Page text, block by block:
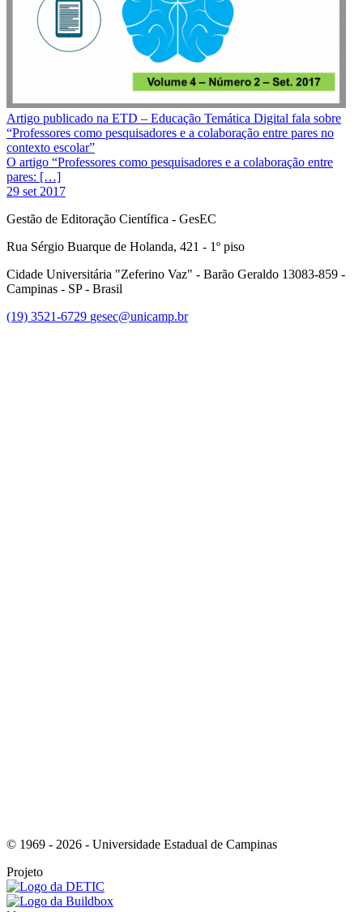
Artigo publicado na ETD – Educação Temática Digital fala sobre
“Professores como pesquisadores e a colaboração entre pares no
contexto escolar”
O artigo “Professores como pesquisadores e a colaboração entre
pares: […]
29 set 2017
Gestão de Editoração Científica - GesEC
Rua Sérgio Buarque de Holanda, 421 - 1º piso
Cidade Universitária "Zeferino Vaz" - Barão Geraldo 13083-859 -
Campinas - SP - Brasil
(19) 3521-6729 gesec@unicamp.br
© 1969 - 2026 - Universidade Estadual de Campinas
Projeto